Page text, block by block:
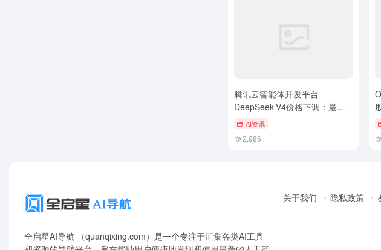
腾讯云智能体开发平台
DeepSeek-V4价格下调：最高
降幅达97.5%，全面与官网持平
AI资讯
2,986
全启星AI导航 （quanqixing.com）是一个专注于汇集各类AI工具
关于我们 隐私政策